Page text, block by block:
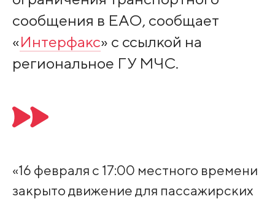
сообщения в ЕАО, сообщает
«Интерфакс» с ссылкой на
региональное ГУ МЧС.
«16 февраля с 17:00 местного времени
закрыто движение для пассажирских